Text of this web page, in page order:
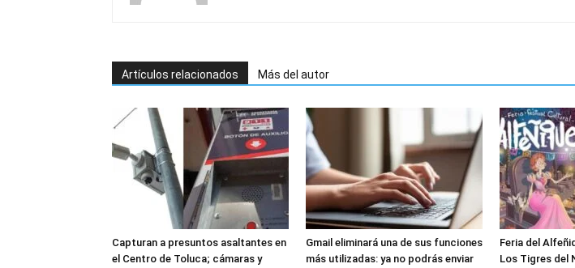
Artículos relacionados Más del autor
Capturan a presuntos asaltantes en
el Centro de Toluca; cámaras y
Gmail eliminará una de sus funciones
más utilizadas: ya no podrás enviar
Feria del
Los Tigres del